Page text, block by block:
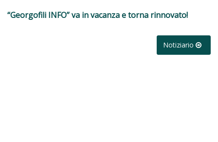
“Georgofili INFO” va in vacanza e torna rinnovato!
Notiziario